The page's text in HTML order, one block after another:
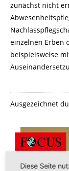
zunächst nicht
einzelnen Erben
beispielsweise
Ausgezeichnet
Diese Seite